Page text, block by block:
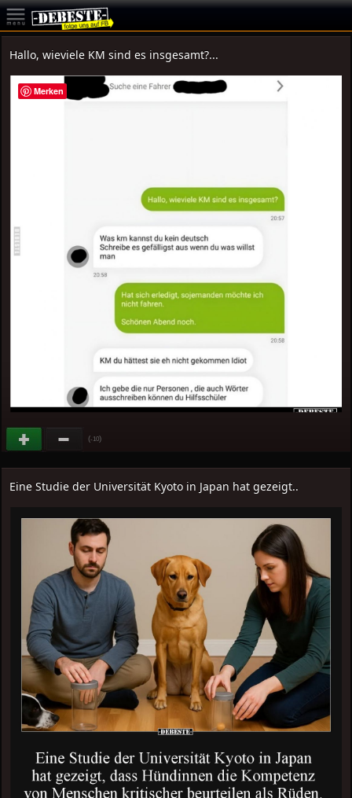
Hallo, wieviele KM sind es insgesamt?...
(-10)
Eine Studie der Universität Kyoto in Japan hat gezeigt..
Merken